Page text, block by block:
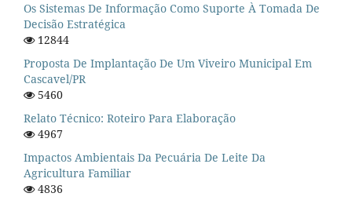
Os Sistemas De Informação Como Suporte À Tomada De
Decisão Estratégica
12844
Proposta De Implantação De Um Viveiro Municipal Em
Cascavel/PR
5460
Relato Técnico: Roteiro Para Elaboração
4967
Impactos Ambientais Da Pecuária De Leite Da
Agricultura Familiar
4836